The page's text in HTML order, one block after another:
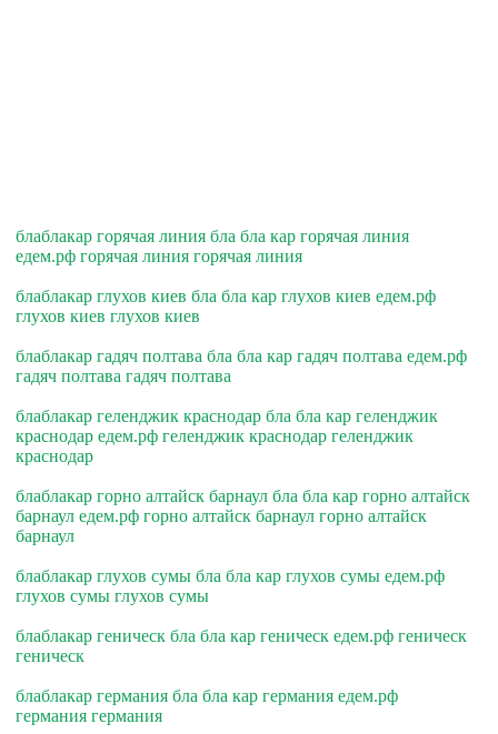
блаблакар горячая линия бла бла кар горячая линия
едем.рф горячая линия горячая линия
блаблакар глухов киев бла бла кар глухов киев едем.рф
глухов киев глухов киев
блаблакар гадяч полтава бла бла кар гадяч полтава едем.рф
гадяч полтава гадяч полтава
блаблакар геленджик краснодар бла бла кар геленджик
краснодар едем.рф геленджик краснодар геленджик
краснодар
блаблакар горно алтайск барнаул бла бла кар горно алтайск
барнаул едем.рф горно алтайск барнаул горно алтайск
барнаул
блаблакар глухов сумы бла бла кар глухов сумы едем.рф
глухов сумы глухов сумы
блаблакар геническ бла бла кар геническ едем.рф геническ
геническ
блаблакар германия бла бла кар германия едем.рф
германия германия